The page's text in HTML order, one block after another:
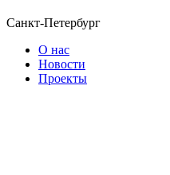
Санкт-Петербург
О нас
Новости
Проекты